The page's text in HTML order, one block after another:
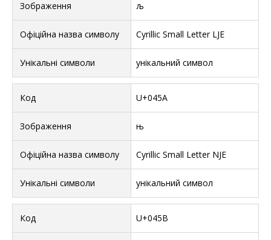
љ
Cyrillic Small Letter LJE
унікальний символ
U+045A
њ
Cyrillic Small Letter NJE
унікальний символ
U+045B